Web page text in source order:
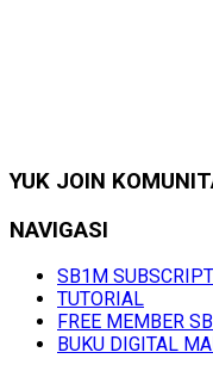
YUK JOIN
NAVIGASI
SB1M
TUTORIAL
FREE MEMBER
BUKU DIGITAL